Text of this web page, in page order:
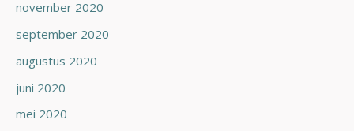
november 2020
september 2020
augustus 2020
juni 2020
mei 2020